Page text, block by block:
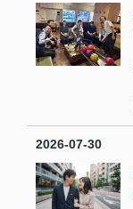
2026-07-30